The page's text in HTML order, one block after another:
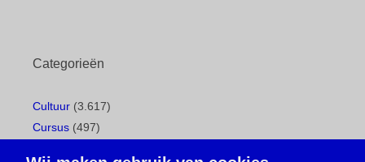
Categorieën
Cultuur (3.617)
Cursus (497)